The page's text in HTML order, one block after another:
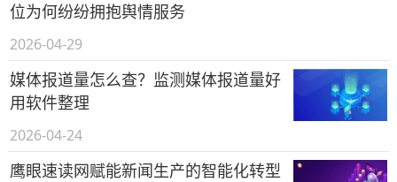
位为何纷纷拥抱舆情服务
2026-04-29
媒体报道量怎么查？监测媒体报道量好
用软件整理
2026-04-24
鹰眼速读网赋能新闻生产的智能化转型